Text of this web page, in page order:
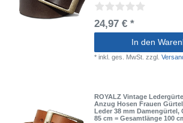
24,97 € *
In den
*inkl. ges. MwSt. zzgl.
ROYALZ Vintage
Anzug Hosen Frauen
Leder 38 mm Damengürtel,
85 cm = Gesamtlänge 100